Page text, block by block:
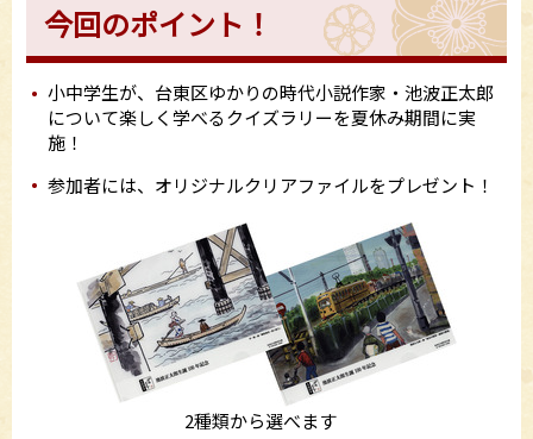
今回のポイント！
小中学生が、台東区ゆかりの時代小説作家・池波正太郎
について楽しく学べるクイズラリーを夏休み期間に実
施！
参加者には、オリジナルクリアファイルをプレゼント！
2種類から選べます